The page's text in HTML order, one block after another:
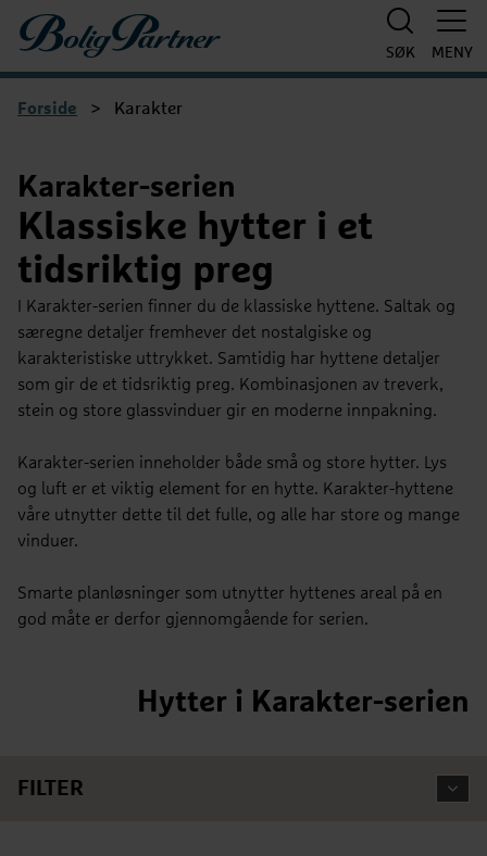
Boligpartner
SØK MENY
Forside > Karakter
Karakter-serien
Klassiske hytter i et
tidsriktig preg
I Karakter-serien finner du de klassiske hyttene. Saltak og
særegne detaljer fremhever det nostalgiske og
karakteristiske uttrykket. Samtidig har hyttene detaljer
som gir de et tidsriktig preg. Kombinasjonen av treverk,
stein og store glassvinduer gir en moderne innpakning.
Karakter-serien inneholder både små og store hytter. Lys
og luft er et viktig element for en hytte. Karakter-hyttene
våre utnytter dette til det fulle, og alle har store og mange
vinduer.
Smarte planløsninger som utnytter hyttenes areal på en
god måte er derfor gjennomgående for serien.
Hytter i Karakter-serien
FILTER